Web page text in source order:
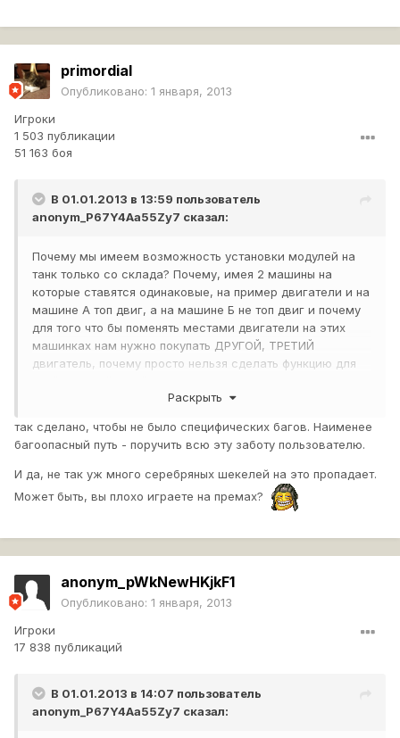
primordial
Опубликовано: 1 января, 2013
Игроки
1 503 публикации
51 163 боя
В 01.01.2013 в 13:59 пользователь
anonym_P67Y4Aa55Zy7 сказал:
Почему мы имеем возможность установки модулей на
танк только со склада? Почему, имея 2 машины на
которые ставятся одинаковые, на пример двигатели и на
машине А топ двиг, а на машине Б не топ двиг и почему
для того что бы поменять местами двигатели на этих
машинках нам нужно покупать ДРУГОЙ, ТРЕТИЙ
двигатель, почему просто нельзя сделать функцию для
покупку другого совершенно не нужного модуля??
Раскрыть
так сделано, чтобы не было специфических багов. Наименее
багоопасный путь - поручить всю эту заботу пользователю.
И да, не так уж много серебряных шекелей на это пропадает.
Может быть, вы плохо играете на премах?
anonym_pWkNewHKjkF1
Опубликовано: 1 января, 2013
Игроки
17 838 публикаций
В 01.01.2013 в 14:07 пользователь
anonym_P67Y4Aa55Zy7 сказал: